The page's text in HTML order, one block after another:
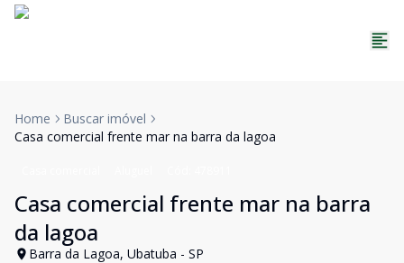
Home
Buscar imóvel
Casa comercial frente mar na barra da lagoa
Casa comercial frente mar na barra
da lagoa
Barra da Lagoa, Ubatuba - SP